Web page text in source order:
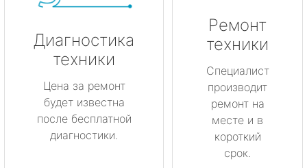
Диагностика
техники
Цена за ремонт
будет известна
после бесплатной
диагностики.
Ремонт
техники
Специалист
производит
ремонт на
месте и в
короткий
срок.